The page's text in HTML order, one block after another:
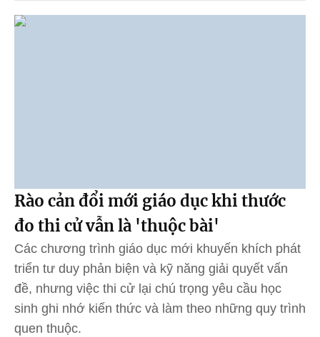
Rào cản đổi mới giáo dục khi thước
đo thi cử vẫn là 'thuộc bài'
Các chương trình giáo dục mới khuyến khích phát
triển tư duy phản biện và kỹ năng giải quyết vấn
đề, nhưng việc thi cử lại chú trọng yêu cầu học
sinh ghi nhớ kiến thức và làm theo những quy trình
quen thuộc.